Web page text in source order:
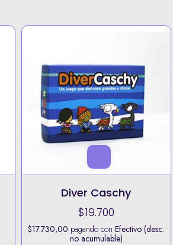
Diver Caschy
$19.700
$17.730,00 pagando conEfectivo (desc.
no acumulable)